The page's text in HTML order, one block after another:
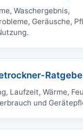
Waschergebnis,
Geräusche,
Laufzeit, Wärme,
und